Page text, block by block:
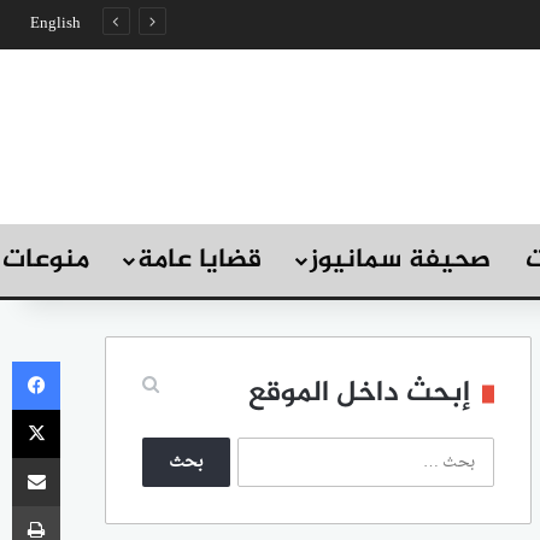
English
صحيفة سمانيوز قضايا عامة منوعات
إبحث داخل الموقع
ح